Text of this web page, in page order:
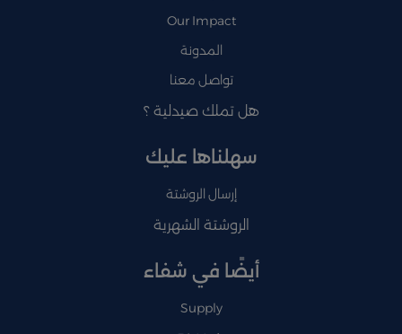
Our Impact
المدونة
تواصل معنا
هل تملك صيدلية ؟
سهلناها عليك
إرسال الروشتة
الروشتة الشهرية
أيضًا في شفاء
Supply